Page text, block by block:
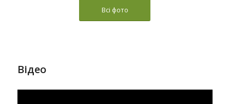
Всі фото
Відео